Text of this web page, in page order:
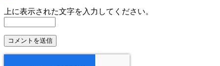
上に表示された文字を入力してください。